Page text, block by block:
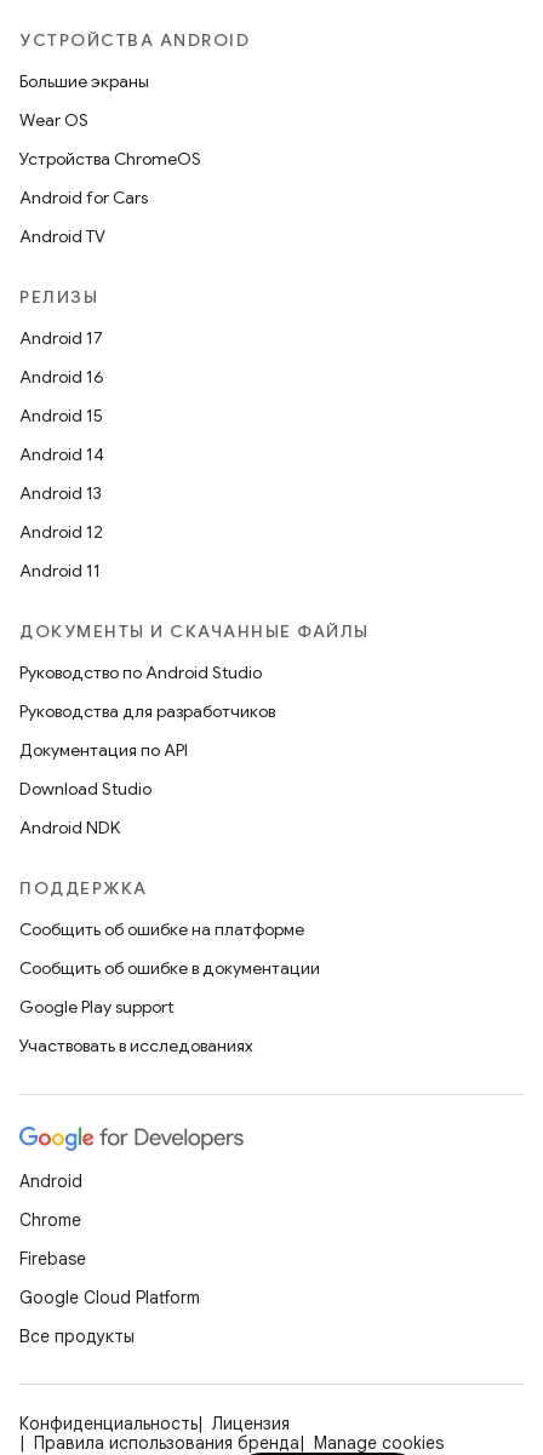
УСТРОЙСТВА ANDROID
Большие экраны
Wear OS
Устройства ChromeOS
Android for Cars
Android TV
РЕЛИЗЫ
Android 17
Android 16
Android 15
Android 14
Android 13
Android 12
Android 11
ДОКУМЕНТЫ И СКАЧАННЫЕ ФАЙЛЫ
Руководство по Android Studio
Руководства для разработчиков
Документация по API
Download Studio
Android NDK
ПОДДЕРЖКА
Сообщить об ошибке на платформе
Сообщить об ошибке в документации
Google Play support
Участвовать в исследованиях
Android
Chrome
Firebase
Google Cloud Platform
Все продукты
Конфиденциальность
Лицензия
Правила использования бренда
Manage cookies